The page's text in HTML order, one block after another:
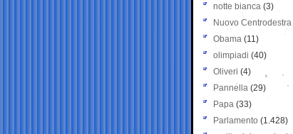
notte bianca (3)
Nuovo Centrodestra
Obama (11)
olimpiadi (40)
Oliveri (4)
Pannella (29)
Papa (33)
Parlamento (1.428)